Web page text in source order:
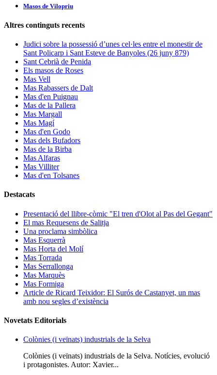
Masos de Vilopriu
Altres continguts recents
Judici sobre la possessió d’unes cel·les entre el monestir de
Sant Policarp i Sant Esteve de Banyoles (26 juny 879)
Sant Cebrià de Penida
Els masos de Roses
Mas Vell
Mas Rabassers de Dalt
Mas d'en Puignau
Mas de la Pallera
Mas Margall
Mas Magí
Mas d'en Godo
Mas dels Bufadors
Mas de la Birba
Mas Alfaras
Mas Villiter
Mas d'en Tolsanes
Destacats
Presentació del llibre-còmic "El tren d'Olot al Pas del Gegant"
El mas Requesens de Salitja
Una proclama simbòlica
Mas Esquerrà
Mas Horta del Molí
Mas Torrada
Mas Serrallonga
Mas Marquès
Mas Formiga
Article de Ricard Teixidor: El Surós de Castanyet, un mas
amb nou segles d’existència
Novetats Editorials
Colònies (i veïnats) industrials de la Selva
Colònies (i veïnats) industrials de la Selva. Notícies, evolució
i protagonistes. Autor: Xavier...